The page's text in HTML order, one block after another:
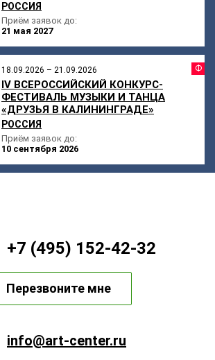
РОССИЯ
Приём заявок до:
21 мая 2027
18.09.2026 – 21.09.2026
IV ВСЕРОССИЙСКИЙ КОНКУРС-
ФЕСТИВАЛЬ МУЗЫКИ И ТАНЦА
«ДРУЗЬЯ В КАЛИНИНГРАДЕ»
РОССИЯ
Приём заявок до:
10 сентября 2026
+7 (495) 152-42-32
Перезвоните мне
info@art-center.ru